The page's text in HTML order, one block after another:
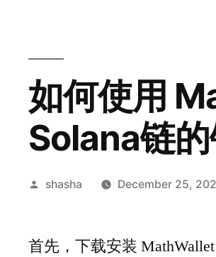
如何使用
Solana链
Posted
shasha December 25,
首先，下载安装